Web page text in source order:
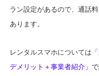
ラン設定があるので、通話
あります。
レンタルスマホについては
デメリット＋事業者紹介」